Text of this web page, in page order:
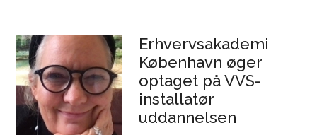
Erhvervsakademi
København øger
optaget på VVS-
installatør
uddannelsen